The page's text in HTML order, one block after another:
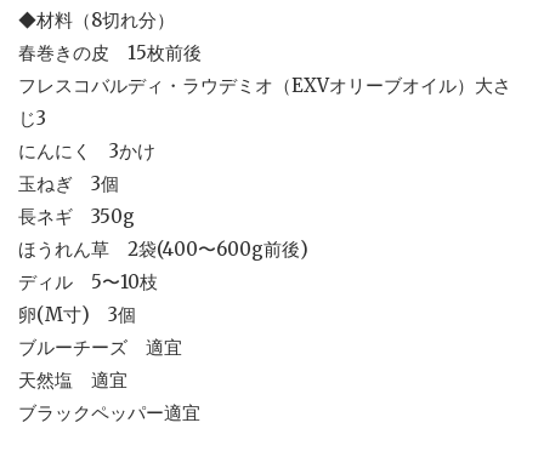
◆材料（8切れ分）
春巻きの皮 15枚前後
フレスコバルディ・ラウデミオ（EXVオリーブオイル）大さ
じ3
にんにく 3かけ
玉ねぎ 3個
長ネギ 350g
ほうれん草 2袋(400〜600g前後)
ディル 5〜10枝
卵(M寸) 3個
ブルーチーズ 適宜
天然塩 適宜
ブラックペッパー適宜